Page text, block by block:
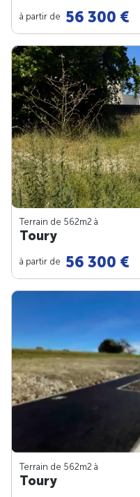
à partir de 56 300 €
Terrain de 562m2 à
Toury
à partir de 56 300 €
Terrain de 562m2 à
Toury